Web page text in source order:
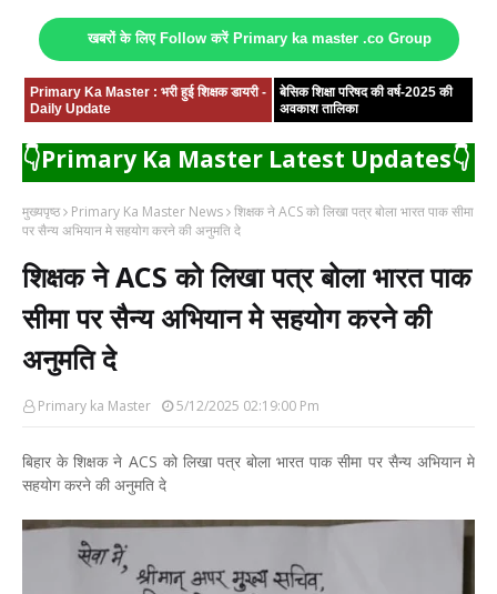
खबरों के लिए Follow करें Primary ka master .co Group
Primary Ka Master : भरी हुई शिक्षक डायरी -
Daily Update
बेसिक शिक्षा परिषद की वर्ष-2025 की
अवकाश तालिका
👇Primary Ka Master Latest Updates👇
मुख्यपृष्ठ Primary Ka Master News शिक्षक ने ACS को लिखा पत्र बोला भारत पाक सीमा
पर सैन्य अभियान मे सहयोग करने की अनुमति दे
शिक्षक ने ACS को लिखा पत्र बोला भारत पाक
सीमा पर सैन्य अभियान मे सहयोग करने की
अनुमति दे
Primary ka Master 5/12/2025 02:19:00 Pm
बिहार के शिक्षक ने ACS को लिखा पत्र बोला भारत पाक सीमा पर सैन्य अभियान मे
सहयोग करने की अनुमति दे